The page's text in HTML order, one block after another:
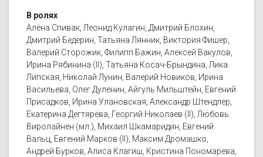
В ролях
Алёна Спивак, Леонид Кулагин, Дмитрий Блохин,
Дмитрий Бедерин, Татьяна Лянник, Виктория Фишер,
Валерий Сторожик, Филипп Бажин, Алексей Вакулов,
Ирина Рябинина (II), Татьяна Косач-Брындина, Лика
Липская, Николай Лунин, Валерий Новиков, Ирина
Васильева, Олег Дуленин, Айгуль Мильштейн, Евгений
Присадков, Ирина Улановская, Александр Штендлер,
Екатерина Дегтярёва, Георгий Николаев (II), Любовь
Виролайнен (мл.), Михаил Шкамаридин, Евгений
Вальц, Евгений Марков (II), Максим Дромашко,
Андрей Бурков, Алиса Клагиш, Кристина Пономарева,